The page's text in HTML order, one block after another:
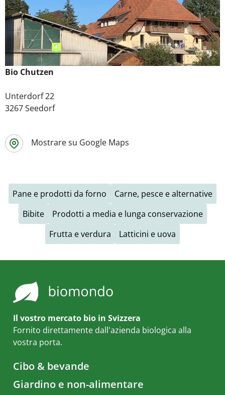
Bio Chutzen
Unterdorf 22
3267 Seedorf
Mostrare su Google Maps
Pane e prodotti da forno
Carne, pesce e alternative
Bibite
Prodotti a media e lunga conservazione
Frutta e verdura
Latticini e uova
Il vostro mercato bio in Svizzera
Fornito direttamente dall'azienda biologica alla
vostra porta.
Cibo & bevande
Giardino e non-alimentare